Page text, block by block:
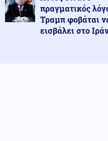
πραγματικός
Τραμπ φοβάται
εισβάλει στο